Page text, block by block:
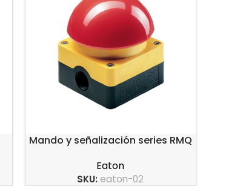
Mando y señalización series RMQ
Eaton
SKU: eaton-02